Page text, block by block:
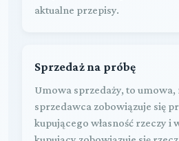
aktualne przepisy.
Sprzedaż na próbę
Umowa sprzedaży, to
sprzedawca zobowiązuje się
kupującego własność rzeczy i